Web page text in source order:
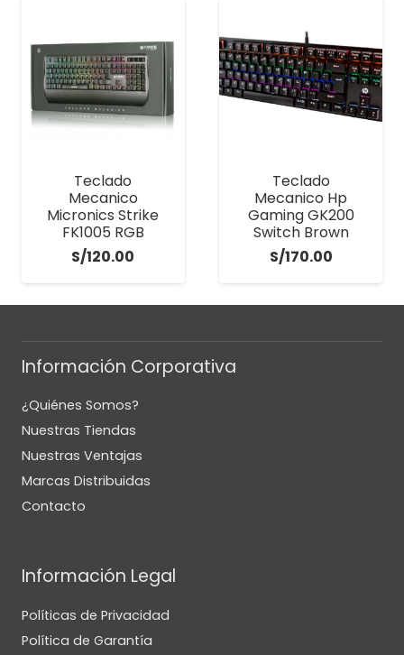
Teclado
Mecanico
Micronics Strike
FK1005 RGB
S/120.00
Teclado
Mecanico Hp
Gaming GK200
Switch Brown
S/170.00
Información Corporativa
¿Quiénes Somos?
Nuestras Tiendas
Nuestras Ventajas
Marcas Distribuidas
Contacto
Información Legal
Políticas de Privacidad
Política de Garantía